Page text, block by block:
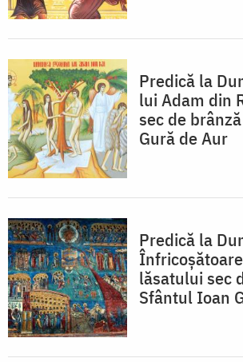
Predică la
lui Adam din
sec de
Gură de Aur
Predică la
lăsatului sec
Sfântul Ioan